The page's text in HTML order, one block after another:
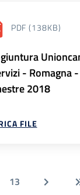
PDF (138KB)
- Romagna
2018
FILE
13